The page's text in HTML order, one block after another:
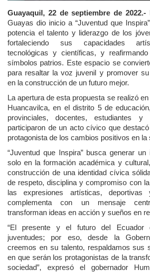
Guayaquil, 22 de septiembre de 2022.-
Guayas dio inicio a “Juventud que
potencia el talento y liderazgo de los
fortaleciendo sus capacidades
tecnológicas y científicas, y
símbolos patrios. Este espacio se
para resaltar la voz juvenil y promover
en la construcción de un futuro mejor.
La apertura de esta propuesta se realizó
Huancavilca, en el distrito 5 de
provinciales, docentes, estudiantes
participaron de un acto cívico que
protagonista de los cambios positivos en la
“Juventud que Inspira” busca generar un
solo en la formación académica y
construcción de una identidad cívica
de respeto, disciplina y compromiso con
las expresiones artísticas,
complementa con un mensaje
transforman ideas en acción y sueños en
“El presente y el futuro del Ecuador
juventudes; por eso, desde la
creemos en su talento, respaldamos sus
en que serán los protagonistas de la
sociedad”, expresó el gobernador